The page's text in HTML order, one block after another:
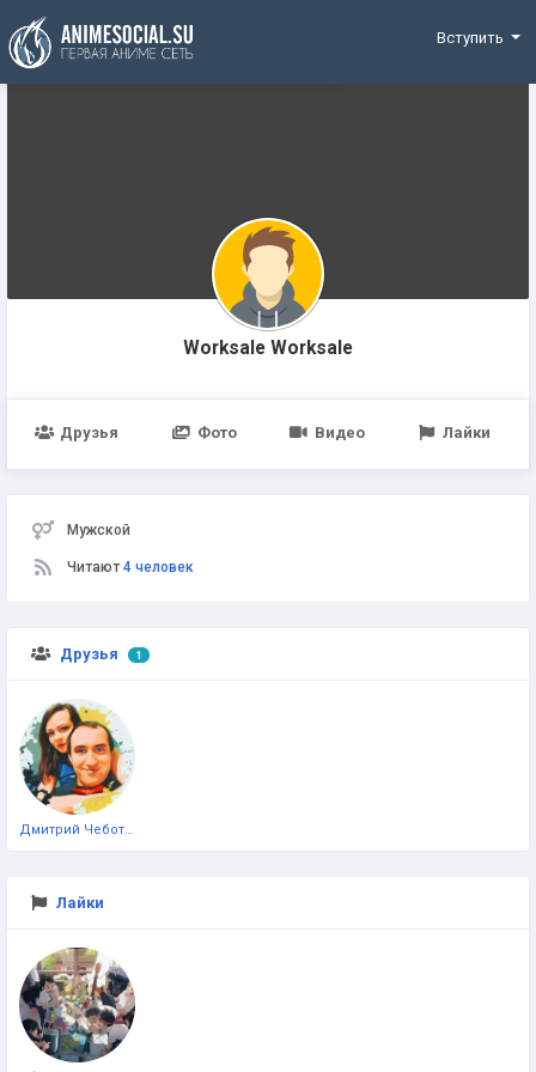
Funding
Вступить
Worksale Worksale
Друзья Фото Видео Лайки
Мужской
Читают4 человек
Друзья 1
Лайки